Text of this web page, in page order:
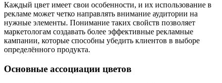
Каждый цвет имеет свои особенности, и их использование в
рекламе может четко направлять внимание аудитории на
нужные элементы. Понимание таких свойств позволяет
маркетологам создавать более эффективные рекламные
кампании, которые способны убедить клиентов в выборе
определённого продукта.
Основные ассоциации цветов